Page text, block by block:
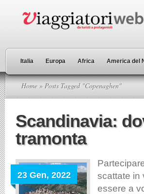
Italia Europa Africa America del
Home » Posts Tagged "Copenaghen"
Scandinavia:
tramonta
23 Gen, 2022
scattate in
essere a